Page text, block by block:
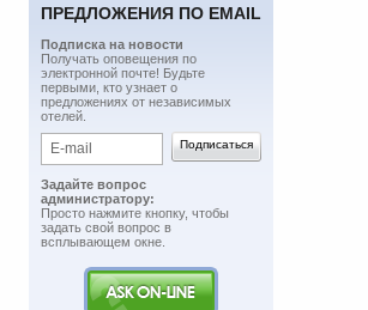
ПРЕДЛОЖЕНИЯ ПО EMAIL
Подписка на новости
​Получать оповещения по
электронной почте! Будьте
первыми, кто узнает о
предложениях от независимых
отелей.
Задайте вопрос
администратору:
Просто нажмите кнопку, чтобы
задать свой вопрос в
всплывающем окне.